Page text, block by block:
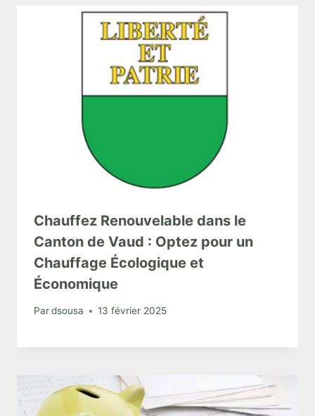
Chauffez Renouvelable dans le
Canton de Vaud : Optez pour un
Chauffage Écologique et
Économique
Pardsousa 13 février 2025